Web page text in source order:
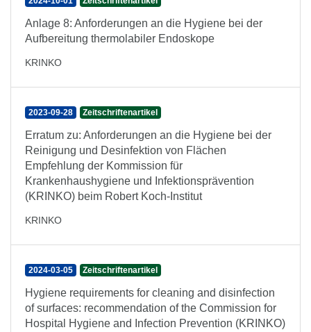
Anlage 8: Anforderungen an die Hygiene bei der
Aufbereitung thermolabiler Endoskope
KRINKO
2023-09-28 Zeitschriftenartikel
Erratum zu: Anforderungen an die Hygiene bei der
Reinigung und Desinfektion von Flächen
Empfehlung der Kommission für
Krankenhaushygiene und Infektionsprävention
(KRINKO) beim Robert Koch-Institut
KRINKO
2024-03-05 Zeitschriftenartikel
Hygiene requirements for cleaning and disinfection
of surfaces: recommendation of the Commission for
Hospital Hygiene and Infection Prevention (KRINKO)